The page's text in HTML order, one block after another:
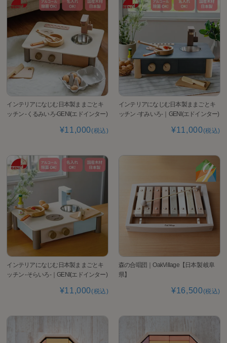
インテリアになじむ日本製ままごとキ
ッチン -くるみいろ-GENI(エドインター)
¥11,000(税込)
インテリアになじむ日本製ままごとキ
ッチン -すみいろ-｜GENI(エドインター)
¥11,000(税込)
インテリアになじむ日本製ままごとキ
ッチン -そらいろ-｜GENI(エドインター)
¥11,000(税込)
森の合唱団｜OakVillage【日本製 岐阜
県】
¥16,500(税込)